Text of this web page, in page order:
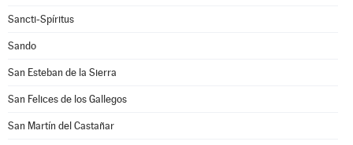
Sancti-Spíritus
Sando
San Esteban de la Sierra
San Felices de los Gallegos
San Martín del Castañar